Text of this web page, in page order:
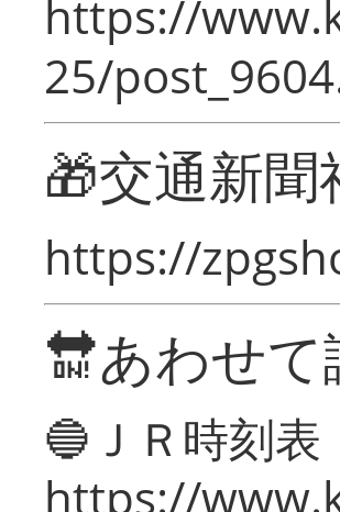
https://
25/
🎁交通新
https://
🔛あわせ
🔵ＪＲ時刻表
https://